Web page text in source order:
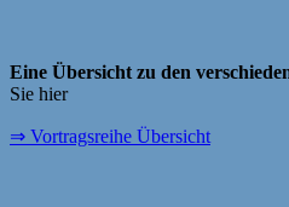
Eine Übersicht zu den
Sie hier
⇒ Vortragsreihe Übersicht